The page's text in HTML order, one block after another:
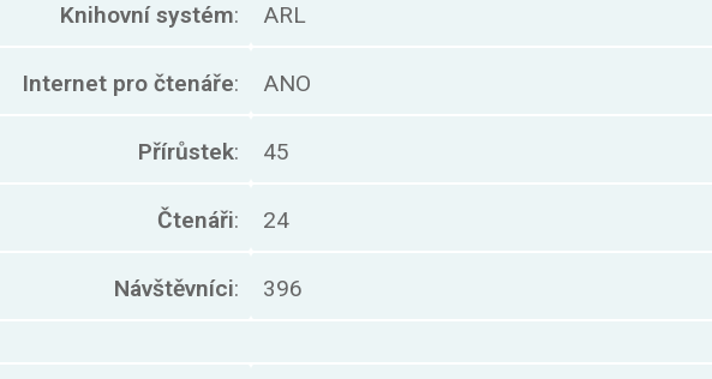
Knihovní systém: ARL
Internet pro čtenáře: ANO
Přírůstek: 45
Čtenáři: 24
Návštěvníci: 396